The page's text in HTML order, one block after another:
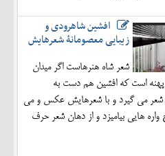
افشین شاهرودی و
زیبایی معصومانۀ شعرهایش
شعر شاه هنرهاست اگر میدان
است که افشین هم دست به
می گیرد و با شعرهایش عکس و می
هایی بیامیزد و از دهان شعر حرف